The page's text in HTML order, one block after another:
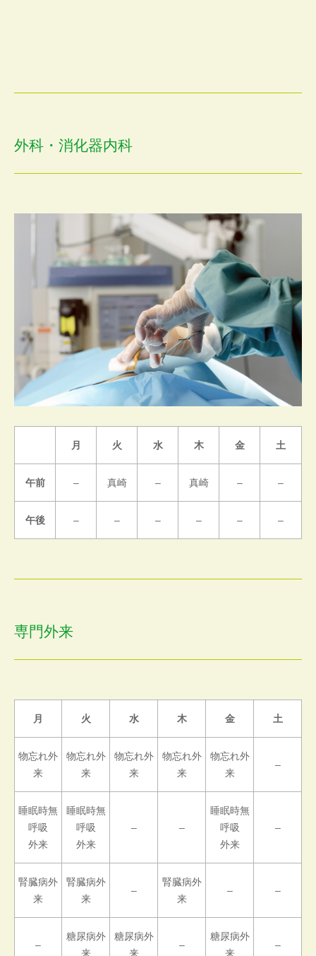
外科・消化器内科
月 火 水 木 金 土
午前 – 真崎 – 真崎 – –
午後 – – – – – –
専門外来
月 火 水 木 金 土
物忘れ外
来
物忘れ外
来
物忘れ外
来
物忘れ外
来
物忘れ外
来
–
睡眠時無
呼吸
外来
睡眠時無
呼吸
外来
– –
睡眠時無
呼吸
外来
–
腎臓病外
来
腎臓病外
来
–
腎臓病外
来
– –
–
糖尿病外
来
糖尿病外
来
–
糖尿病外
来
–